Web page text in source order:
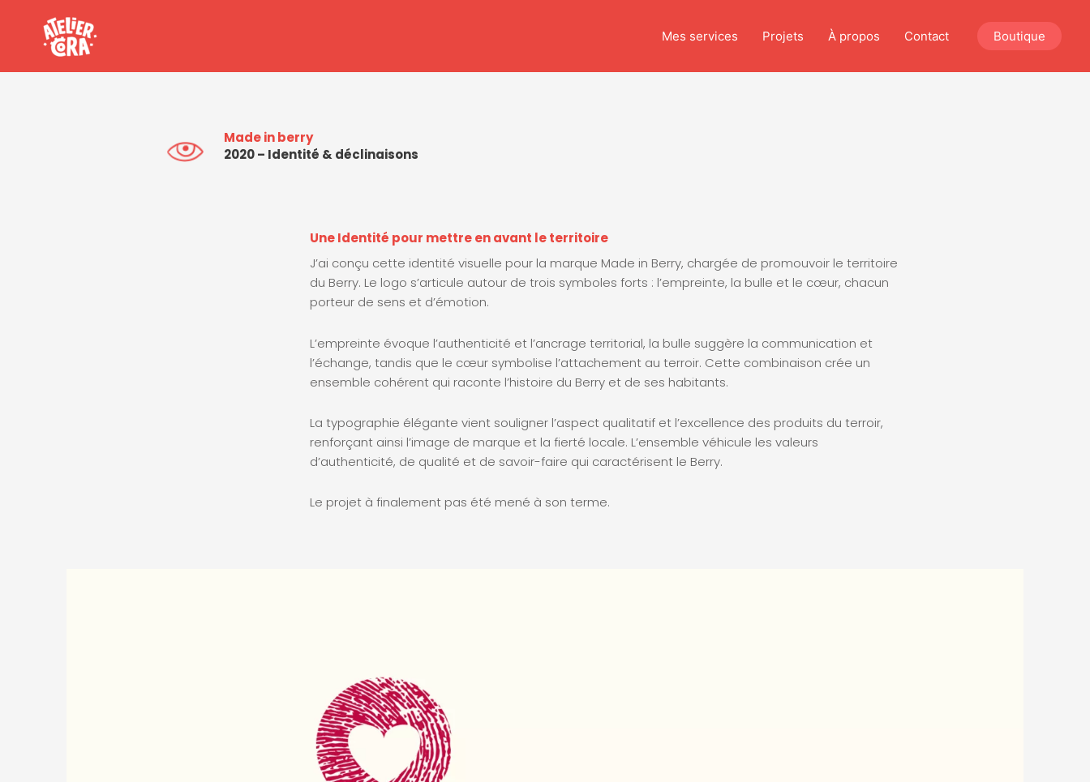
contenu
Mes services Projets À propos Contact Boutique
Made in berry
2020 – Identité & déclinaisons
Une Identité pour mettre en avant le territoire
J’ai conçu cette identité visuelle pour la marque Made in Berry, chargée de promouvoir le territoire
du Berry. Le logo s’articule autour de trois symboles forts : l’empreinte, la bulle et le cœur, chacun
porteur de sens et d’émotion.
L’empreinte évoque l’authenticité et l’ancrage territorial, la bulle suggère la communication et
l’échange, tandis que le cœur symbolise l’attachement au terroir. Cette combinaison crée un
ensemble cohérent qui raconte l’histoire du Berry et de ses habitants.
La typographie élégante vient souligner l’aspect qualitatif et l’excellence des produits du terroir,
renforçant ainsi l’image de marque et la fierté locale. L’ensemble véhicule les valeurs
d’authenticité, de qualité et de savoir-faire qui caractérisent le Berry.
Le projet à finalement pas été mené à son terme.